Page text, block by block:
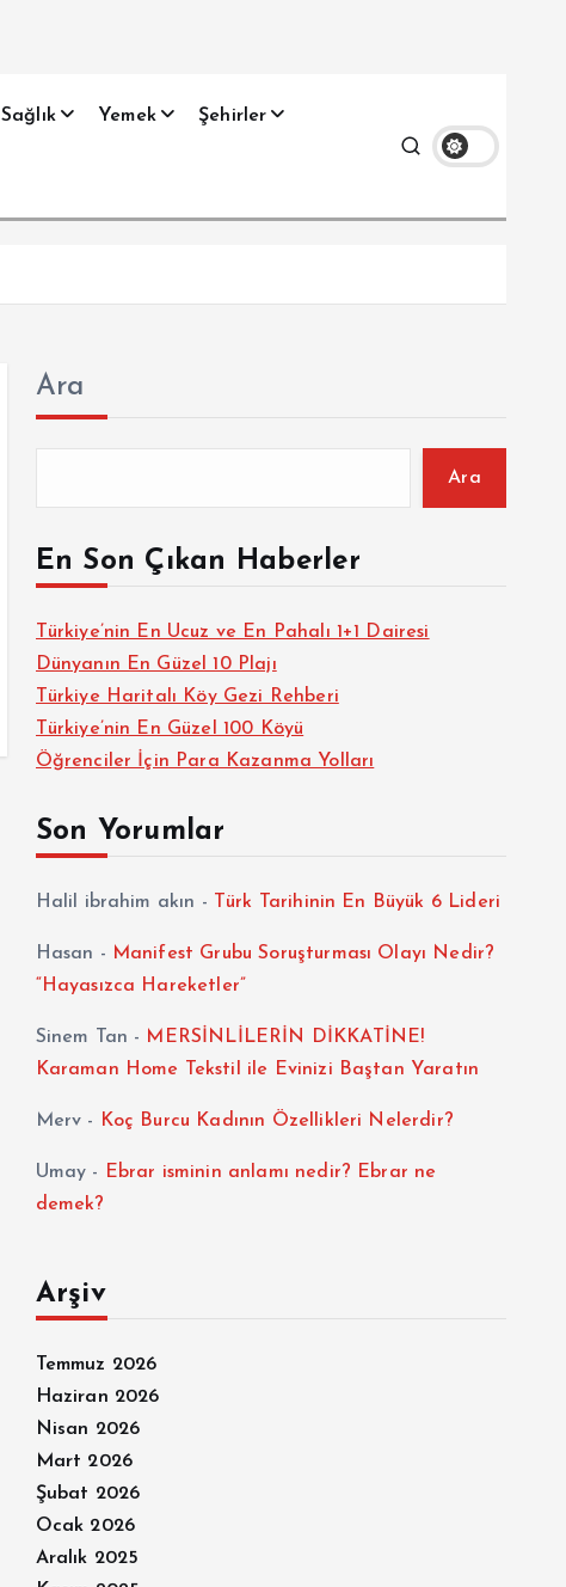
Sağlık Yemek Şehirler
Ara
Ara
En Son Çıkan Haberler
Türkiye’nin En Ucuz ve En Pahalı 1+1 Dairesi
Dünyanın En Güzel 10 Plajı
Türkiye Haritalı Köy Gezi Rehberi
Türkiye’nin En Güzel 100 Köyü
Öğrenciler İçin Para Kazanma Yolları
Son Yorumlar
Halil ibrahim akın - Türk Tarihinin En Büyük 6 Lideri
Hasan - Manifest Grubu Soruşturması Olayı Nedir?
“Hayasızca Hareketler”
Sinem Tan - MERSİNLİLERİN DİKKATİNE!
Karaman Home Tekstil ile Evinizi Baştan Yaratın
Merv - Koç Burcu Kadının Özellikleri Nelerdir?
Umay -
Ebrar isminin anlamı nedir? Ebrar ne
demek?
Arşiv
Temmuz 2026
Haziran 2026
Nisan 2026
Mart 2026
Şubat 2026
Ocak 2026
Aralık 2025